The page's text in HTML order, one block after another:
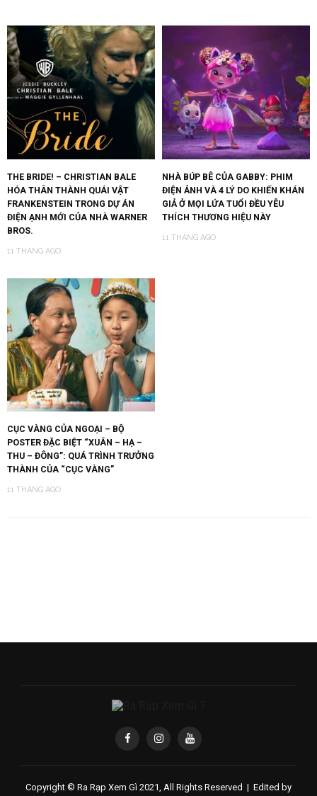
THE BRIDE! – CHRISTIAN BALE
HÓA THÂN THÀNH QUÁI VẬT
FRANKENSTEIN TRONG DỰ ÁN
ĐIỆN ẠNH MỚI CỦA NHÀ WARNER
BROS.
11 THÁNG AGO
NHÀ BÚP BÊ CỦA GABBY: PHIM
ĐIỆN ẢNH VÀ 4 LÝ DO KHIẾN KHÁN
GIẢ Ở MỌI LỨA TUỔI ĐỀU YÊU
THÍCH THƯƠNG HIỆU NÀY
11 THÁNG AGO
CỤC VÀNG CỦA NGOẠI – BỘ
POSTER ĐẶC BIỆT “XUÂN – HẠ –
THU – ĐÔNG”: QUÁ TRÌNH TRƯỞNG
THÀNH CỦA “CỤC VÀNG”
11 THÁNG AGO
Copyright © Ra Rạp Xem Gì 2021, All Rights Reserved | Edited by